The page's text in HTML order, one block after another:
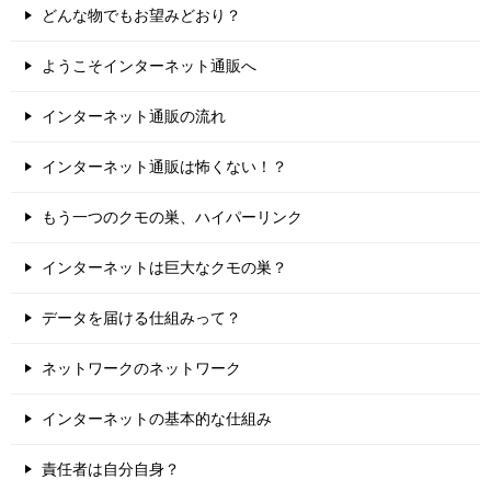
どんな物でもお望みどおり？
ようこそインターネット通販へ
インターネット通販の流れ
インターネット通販は怖くない！？
もう一つのクモの巣、ハイパーリンク
インターネットは巨大なクモの巣？
データを届ける仕組みって？
ネットワークのネットワーク
インターネットの基本的な仕組み
責任者は自分自身？